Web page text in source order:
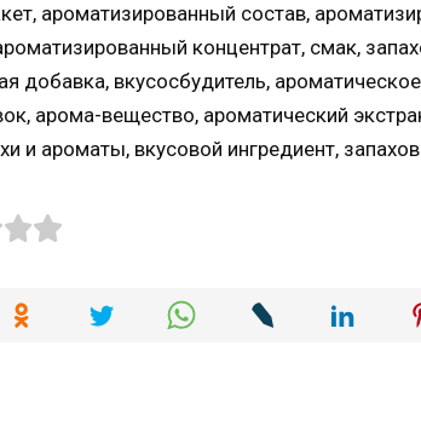
ароматизированный состав,
концентрат, смак,
добавка, вкусосбудитель,
арома-вещество, ароматический
и ароматы, вкусовой ингредиент,